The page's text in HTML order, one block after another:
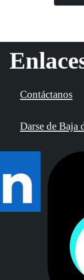
Contáctanos
Darse de Baja